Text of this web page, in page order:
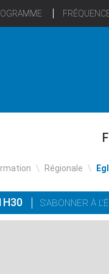
\ Régionale \
S'ABONNER À